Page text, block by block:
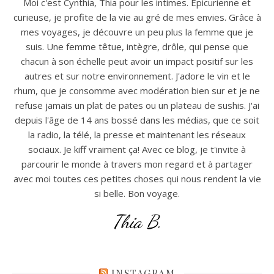
curieuse, je profite de la vie au gré de mes envies. Grâce à
mes voyages, je découvre un peu plus la femme que je
suis. Une femme têtue, intègre, drôle, qui pense que
chacun à son échelle peut avoir un impact positif sur les
autres et sur notre environnement. J'adore le vin et le
rhum, que je consomme avec modération bien sur et je ne
refuse jamais un plat de pates ou un plateau de sushis. J'ai
depuis l'âge de 14 ans bossé dans les médias, que ce soit
la radio, la télé, la presse et maintenant les réseaux
sociaux. Je kiff vraiment ça! Avec ce blog, je t'invite à
parcourir le monde à travers mon regard et à partager
avec moi toutes ces petites choses qui nous rendent la vie
si belle. Bon voyage.
Thia B.